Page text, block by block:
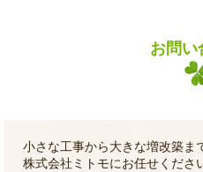
お問い
小さな工事から大きな増改築ま
株式会社ミトモにお任せくださ